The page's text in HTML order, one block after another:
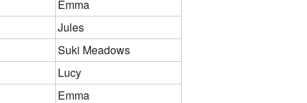
Emma
Jules
Suki Meadows
Lucy
Emma